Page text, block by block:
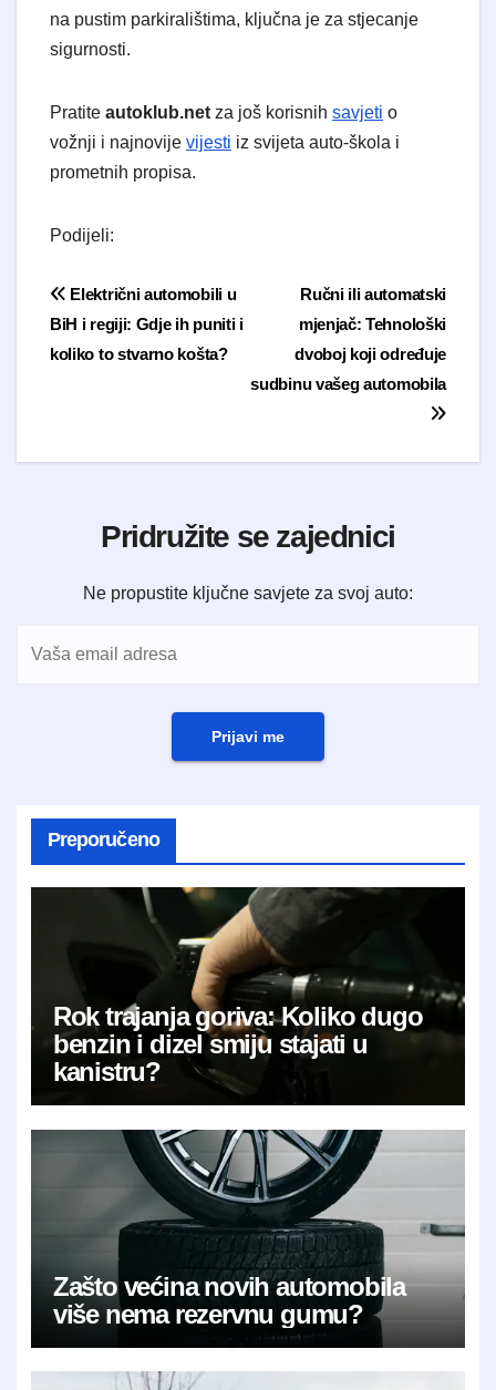
na pustim parkiralištima, ključna je za stjecanje
sigurnosti.
Pratite autoklub.net za još korisnih savjeti o
vožnji i najnovije vijesti iz svijeta auto-škola i
prometnih propisa.
Podijeli:
Navigacija objavaRučni ili automatski
mjenjač: Tehnološki
dvoboj koji određuje
sudbinu vašeg automobila
Električni automobili u
BiH i regiji: Gdje ih puniti i
koliko to stvarno košta?
Pridružite se zajednici
Ne propustite ključne savjete za svoj auto:
Prijavi me
Preporučeno
Rok trajanja goriva: Koliko dugo
benzin i dizel smiju stajati u
kanistru?
Zašto većina novih automobila
više nema rezervnu gumu?